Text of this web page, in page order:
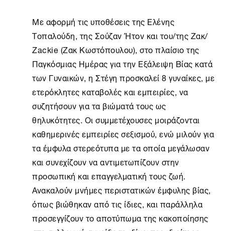
Με αφορμή τις υποθέσεις της Ελένης
Τοπαλούδη, της Σούζαν Ήτον και του/της Ζακ/
Zackie (Ζακ Κωστόπουλου), στο πλαίσιο της
Παγκόσμιας Ημέρας για την Εξάλειψη Βίας κατά
των Γυναικών, η Στέγη προσκαλεί 8 γυναίκες, με
ετερόκλητες καταβολές και εμπειρίες, να
συζητήσουν για τα βιώματά τους ως
θηλυκότητες. Οι συμμετέχουσες μοιράζονται
καθημερινές εμπειρίες σεξισμού, ενώ μιλούν για
τα έμφυλα στερεότυπα με τα οποία μεγάλωσαν
και συνεχίζουν να αντιμετωπίζουν στην
προσωπική και επαγγελματική τους ζωή.
Ανακαλούν μνήμες περιστατικών έμφυλης βίας,
όπως βιώθηκαν από τις ίδιες, και παράλληλα
προσεγγίζουν το αποτύπωμα της κακοποίησης